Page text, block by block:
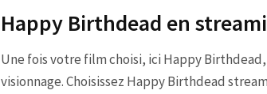
Happy Birthdead en
Une fois votre film choisi, ici Happy
visionnage. Choisissez Happy Birthdead